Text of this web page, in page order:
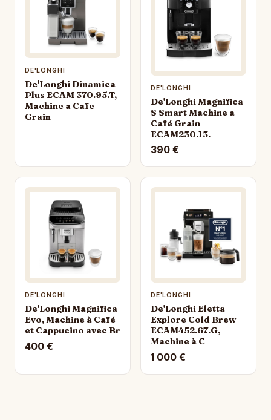
DE'LONGHI
De'Longhi Dinamica
Plus ECAM 370.95.T,
Machine a Cafe
Grain
DE'LONGHI
De'Longhi Magnifica
S Smart Machine a
Café Grain
ECAM230.13.
390 €
DE'LONGHI
De'Longhi Magnifica
Evo, Machine à Café
et Cappucino avec Br
400 €
DE'LONGHI
De'Longhi Eletta
Explore Cold Brew
ECAM452.67.G,
Machine à C
1 000 €